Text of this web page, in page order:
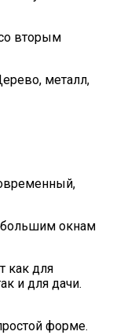
вторым
металл,
большим окнам
как для
и для дачи.
форме.